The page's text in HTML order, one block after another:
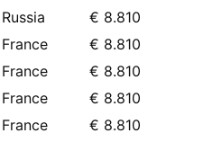
Russia
€ 8.810
France
€ 8.810
France
€ 8.810
France
€ 8.810
France
€ 8.810